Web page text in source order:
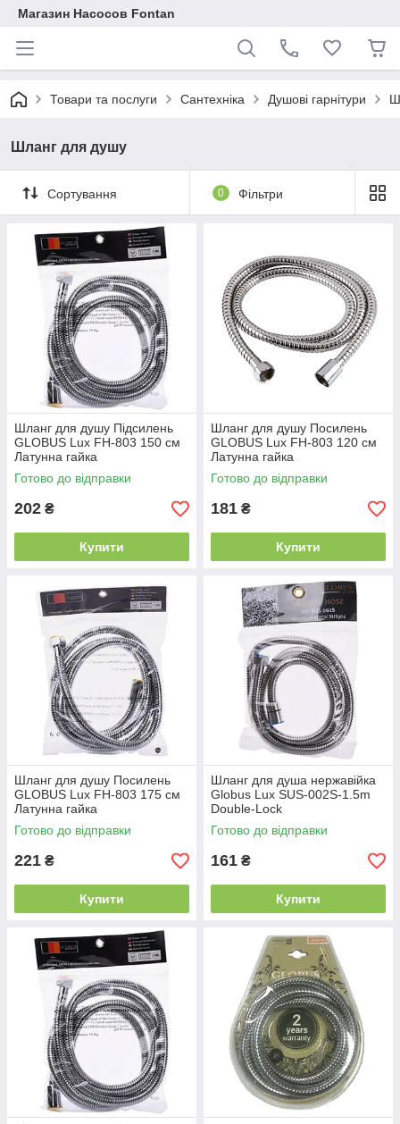
Магазин Насосов Fontan
Товари та послуги Сантехніка Душові гарнітури
Шланг для душу
Сортування 0 Фільтри
Шланг для душу Підсилень
GLOBUS Lux FH-803 150 см
Латунна гайка
Готово до відправки
202 ₴
Купити
Шланг для душу Посилень
GLOBUS Lux FH-803 120 см
Латунна гайка
Готово до відправки
181 ₴
Купити
Шланг для душу Посилень
GLOBUS Lux FH-803 175 см
Латунна гайка
Готово до відправки
221 ₴
Купити
Шланг для душа нержавійка
Globus Lux SUS-002S-1.5m
Double-Lock
Готово до відправки
161 ₴
Купити